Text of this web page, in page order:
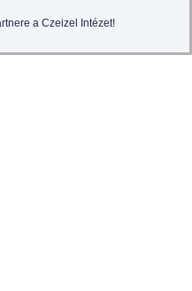
a Czeizel Intézet!